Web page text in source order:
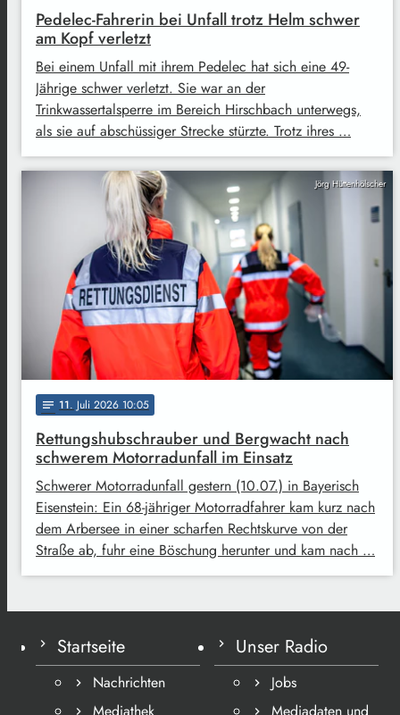
Pedelec-Fahrerin bei Unfall trotz Helm schwer
am Kopf verletzt
Bei einem Unfall mit ihrem Pedelec hat sich eine 49-
Jährige schwer verletzt. Sie war an der
Trinkwassertalsperre im Bereich Hirschbach unterwegs,
als sie auf abschüssiger Strecke stürzte. Trotz ihres …
Jörg Hüttenhölscher
notes 11. Juli 2026 10:05
Rettungshubschrauber und Bergwacht nach
schwerem Motorradunfall im Einsatz
Schwerer Motorradunfall gestern (10.07.) in Bayerisch
Eisenstein: Ein 68-jähriger Motorradfahrer kam kurz nach
dem Arbersee in einer scharfen Rechtskurve von der
Straße ab, fuhr eine Böschung herunter und kam nach …
Startseite
Nachrichten
Unser Radio
Jobs